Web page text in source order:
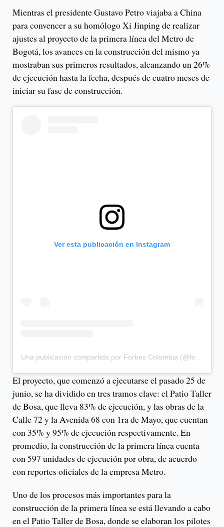
Mientras el presidente Gustavo Petro viajaba a China
para convencer a su homólogo Xi Jinping de realizar
ajustes al proyecto de la primera línea del Metro de
Bogotá, los avances en la construcción del mismo ya
mostraban sus primeros resultados, alcanzando un 26%
de ejecución hasta la fecha, después de cuatro meses de
iniciar su fase de construcción.
Ver esta publicación en Instagram
El proyecto, que comenzó a ejecutarse el pasado 25 de
junio, se ha dividido en tres tramos clave: el Patio Taller
de Bosa, que lleva 83% de ejecución, y las obras de la
Calle 72 y la Avenida 68 con 1ra de Mayo, que cuentan
con 35% y 95% de ejecución respectivamente. En
promedio, la construcción de la primera línea cuenta
con 597 unidades de ejecución por obra, de acuerdo
con reportes oficiales de la empresa Metro.
Uno de los procesos más importantes para la
construcción de la primera línea se está llevando a cabo
en el Patio Taller de Bosa, donde se elaboran los pilotes